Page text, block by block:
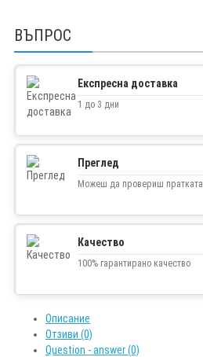
ВЪПРОС
Експресна доставка
1 до 3 дни
Преглед
Можеш да провериш пратката
Качество
100% гарантирано качество
Описание
Отзиви (0)
Question - answer (0)